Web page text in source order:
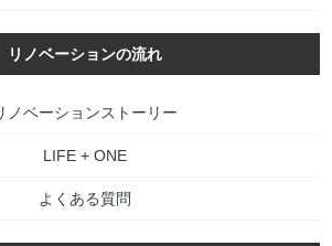
リノベーションの流れ
ノベーションストーリー
LIFE + ONE
よくある質問